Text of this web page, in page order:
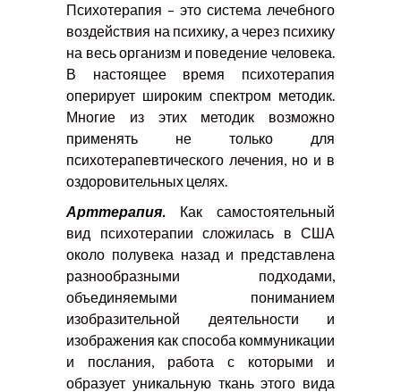
Психотерапия – это система лечебного
воздействия на психику, а через психику
на весь организм и поведение человека.
В настоящее время психотерапия
оперирует широким спектром методик.
Многие из этих методик возможно
применять не только для
психотерапевтического лечения, но и в
оздоровительных целях.
Арттерапия. Как самостоятельный
вид психотерапии сложилась в США
около полувека назад и представлена
разнообразными подходами,
объединяемыми пониманием
изобразительной деятельности и
изображения как способа коммуникации
и послания, работа с которыми и
образует уникальную ткань этого вида